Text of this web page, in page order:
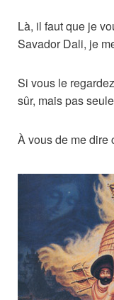
Là, il faut que je
Savador Dali, je
Si vous le
sûr, mais pas
À vous de me dire